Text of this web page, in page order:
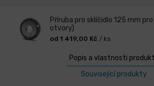
Příruba pro sklíčidlo 125 mm
otvory)
od 1 419,00 Kč / ks
Popis a vlastnosti
Související produkty